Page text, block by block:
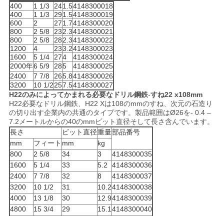
400
1 1/3 241.54148300018
400
1 1/3 291.54148300019
600
2 271.74148300020
800
2 5/8 232.34148300021
800
2 5/8 282.34148300022
1200
4 233.24148300023
1600
5 1/4 274
4148300024
2000年6 5/9 285
4148300025
2400
7 7/8 265.84148300026
3200
10 1/2257.54148300027
H22のみによってかまれる必要なドリル鋼鉄-すね22 x108mm
H22必要なドリル鋼鉄、H22 Xは108のmmのすね、次元の石造り
の切り出す企業内の共通のタイプです。製品範囲はØ26を- 0.4 –
7.2メートルからの40のmmビット直径そして長さ含んでいます。
長さ
ビット直径重量部品番号
mm
フィート mm
kg
800
2 5/8 34 3
4148300035
1600
5 1/4 33 5.2
4148300036
2400
7 7/8 32 8
4148300037
3200
10 1/2 31 10.24148300038
4000
13 1/8 30 12.94148300039
4800
15 3/4 29 15.14148300040